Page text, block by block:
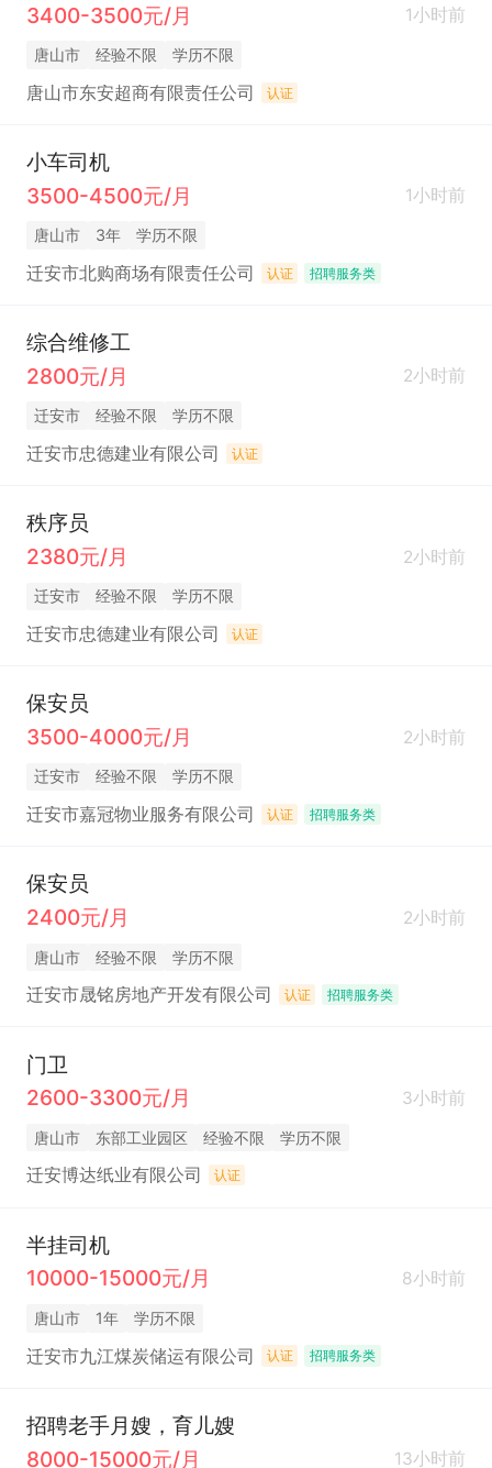
3400-3500元/月
1小时前
唐山市 经验不限 学历不限
唐山市东安超商有限责任公司 认证
小车司机
3500-4500元/月
1小时前
唐山市 3年 学历不限
迁安市北购商场有限责任公司 认证 招聘服务类
综合维修工
2800元/月
2小时前
迁安市 经验不限 学历不限
迁安市忠德建业有限公司 认证
秩序员
2380元/月
2小时前
迁安市 经验不限 学历不限
迁安市忠德建业有限公司 认证
保安员
3500-4000元/月
2小时前
迁安市 经验不限 学历不限
迁安市嘉冠物业服务有限公司 认证 招聘服务类
保安员
2400元/月
2小时前
唐山市 经验不限 学历不限
迁安市晟铭房地产开发有限公司 认证 招聘服务类
门卫
2600-3300元/月
3小时前
唐山市 东部工业园区 经验不限 学历不限
迁安博达纸业有限公司 认证
半挂司机
10000-15000元/月
8小时前
唐山市 1年 学历不限
迁安市九江煤炭储运有限公司 认证 招聘服务类
招聘老手月嫂，育儿嫂
8000-15000元/月
13小时前